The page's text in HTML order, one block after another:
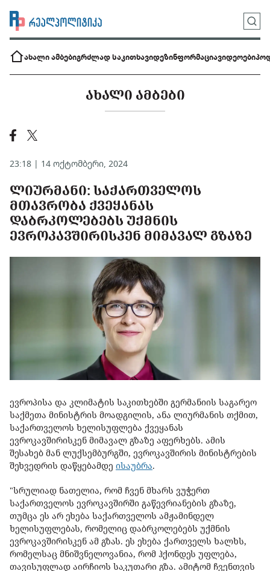
ახალი ამბებიგრძლად საკითხავიდეზინფორმაციავიდეოები
ᲐᲮᲐᲚᲘ ᲐᲛᲑᲔᲑᲘ
23:18 | 14 ოქტომბერი, 2024
ᲚᲘᲣᲠᲛᲐᲜᲘ: ᲡᲐᲥᲐᲠᲗᲕᲔᲚᲝᲡ
ᲛᲗᲐᲕᲠᲝᲑᲐ ᲥᲕᲔᲧᲐᲜᲐᲡ
ᲓᲐᲑᲠᲙᲝᲚᲔᲑᲔᲑᲡ ᲣᲥᲛᲜᲘᲡ
ᲔᲕᲠᲝᲙᲐᲕᲨᲘᲠᲘᲡᲙᲔᲜ ᲛᲘᲛᲐᲕᲐᲚ ᲒᲖᲐᲖᲔ
ევროპისა და კლიმატის საკითხებში გერმანიის საგარეო
საქმეთა მინისტრის მოადგილის, ანა ლიურმანის თქმით,
საქართველოს ხელისუფლება ქვეყანას
ევროკავშირისკენ მიმავალ გზაზე აფერხებს. ამის
შესახებ მან ლუქსემბურგში, ევროკავშირის მინისტრების
შეხვედრის დაწყებამდე ისაუბრა.
"სრულიად ნათელია, რომ ჩვენ მხარს ვუჭერთ
საქართველოს ევროკავშირში გაწევრიანების გზაზე,
თუმცა ეს არ ეხება საქართველოს ამჟამინდელ
ხელისუფლებას, რომელიც დაბრკოლებებს უქმნის
ევროკავშირისკენ ამ გზას. ეს ეხება ქართველს ხალხს,
რომელსაც მნიშვნელოვანია, რომ ჰქონდეს უფლება,
თავისუფლად აირჩიოს საკუთარი გზა. ამიტომ ჩვენთვის